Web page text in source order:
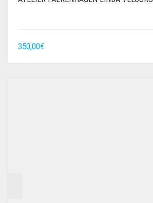
350,00€